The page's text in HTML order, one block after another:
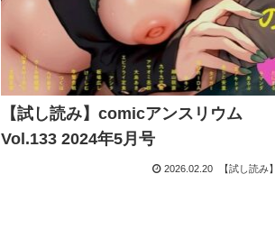
【試し読み】comicアンスリウム
Vol.133 2024年5月号
2026.02.20 【試し読み】